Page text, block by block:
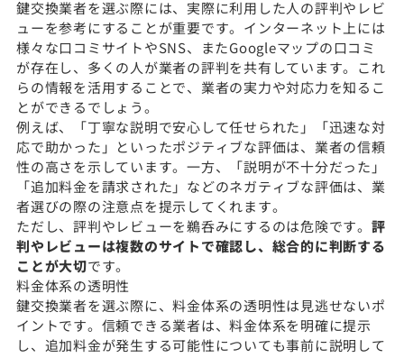
鍵交換業者を選ぶ際には、実際に利用した人の評判やレビ
ューを参考にすることが重要です。インターネット上には
様々な口コミサイトやSNS、またGoogleマップの口コミ
が存在し、多くの人が業者の評判を共有しています。これ
らの情報を活用することで、業者の実力や対応力を知るこ
とができるでしょう。
例えば、「丁寧な説明で安心して任せられた」「迅速な対
応で助かった」といったポジティブな評価は、業者の信頼
性の高さを示しています。一方、「説明が不十分だった」
「追加料金を請求された」などのネガティブな評価は、業
者選びの際の注意点を提示してくれます。
ただし、評判やレビューを鵜呑みにするのは危険です。 評
判やレビューは複数のサイトで確認し、総合的に判断する
ことが大切です。
料金体系の透明性
鍵交換業者を選ぶ際に、料金体系の透明性は見逃せないポ
イントです。信頼できる業者は、料金体系を明確に提示
し、追加料金が発生する可能性についても事前に説明して